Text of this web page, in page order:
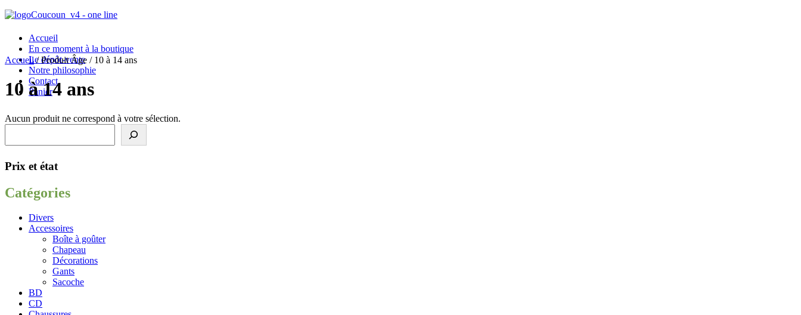
Accueil
En ce moment à la boutique
Le dépôt-vente
Notre philosophie
Contact
Panier

Chêne-Bourg

Horaires d’ouverture

Suivez-nous sur IG

Mon compte
Accueil/ Produit Âge / 10 à 14 ans
10 à 14 ans
Aucun produit ne correspond à votre sélection.
Prix et état
Catégories
Divers
Accessoires
Boîte à goûter
Chapeau
Décorations
Gants
Sacoche
BD
CD